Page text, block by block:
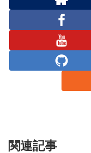
関連記事